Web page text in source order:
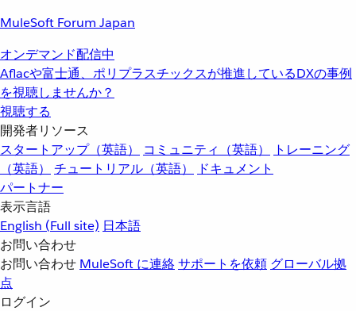
MuleSoft Forum Japan
オンデマンド配信中
Aflacや富士通、ポリプラスチックスが推進しているDXの事例
を視聴しませんか？
視聴する
開発者リソース
スタートアップ（英語）
コミュニティ（英語）
トレーニング
（英語）
チュートリアル（英語）
ドキュメント
パートナー
表示言語
English (Full site) 日本語
お問い合わせ
お問い合わせ MuleSoft に連絡サポートを依頼 グローバル拠
点
ログイン